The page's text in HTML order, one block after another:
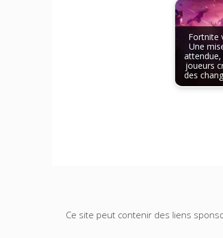
Fortnite
Une
attendue,
joueurs
des
Ce site peut contenir des liens